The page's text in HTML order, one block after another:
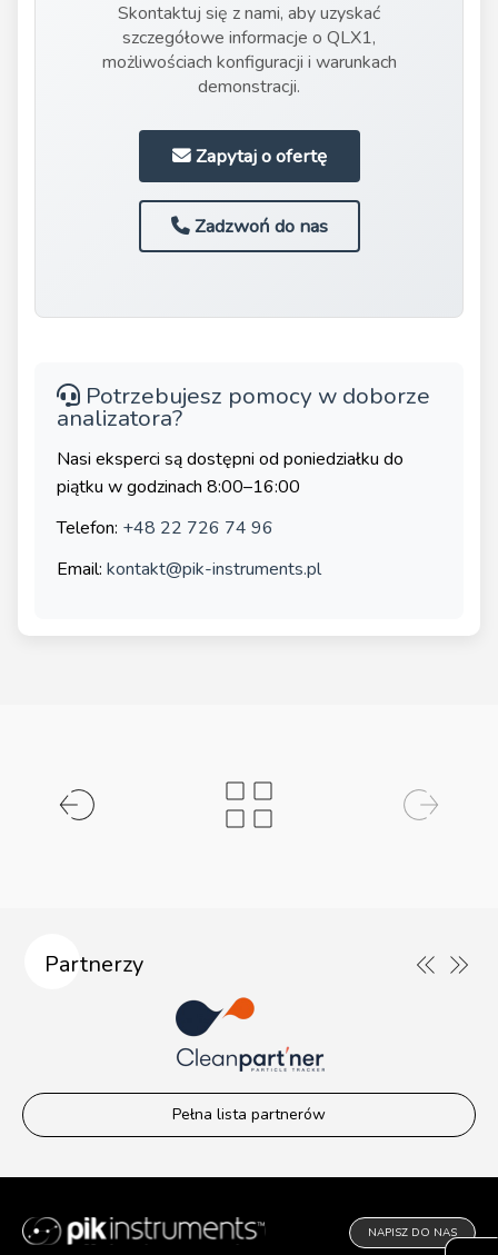
Skontaktuj się z nami, aby uzyskać
szczegółowe informacje o QLX1,
możliwościach konfiguracji i warunkach
demonstracji.
Zapytaj o ofertę
Zadzwoń do nas
Potrzebujesz pomocy w doborze
analizatora?
Nasi eksperci są dostępni od poniedziałku do
piątku w godzinach 8:00–16:00
Telefon: +48 22 726 74 96
Email: kontakt@pik-instruments.pl
Partnerzy
Pełna lista partnerów
NAPISZ DO NAS